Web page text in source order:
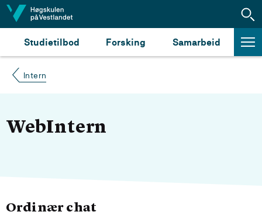
Hopp til innhald
Studietilbod Forsking Samarbeid
Intern
WebIntern
Ordinær chat